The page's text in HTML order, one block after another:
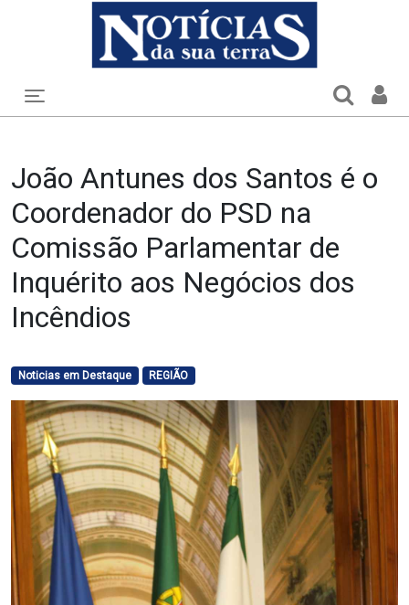
Toggle navigation
João Antunes dos Santos é o
Coordenador do PSD na
Comissão Parlamentar de
Inquérito aos Negócios dos
Incêndios
Noticias em Destaque REGIÃO